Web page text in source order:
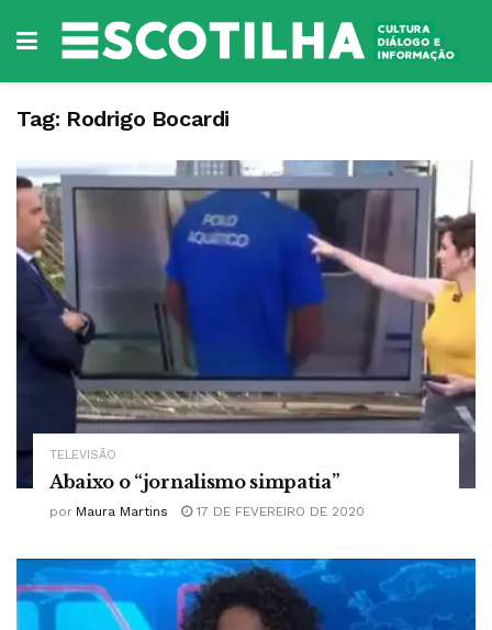
Tag: Rodrigo Bocardi
TELEVISÃO
Abaixo o “jornalismo simpatia”
por Maura Martins 17 DE FEVEREIRO DE 2020